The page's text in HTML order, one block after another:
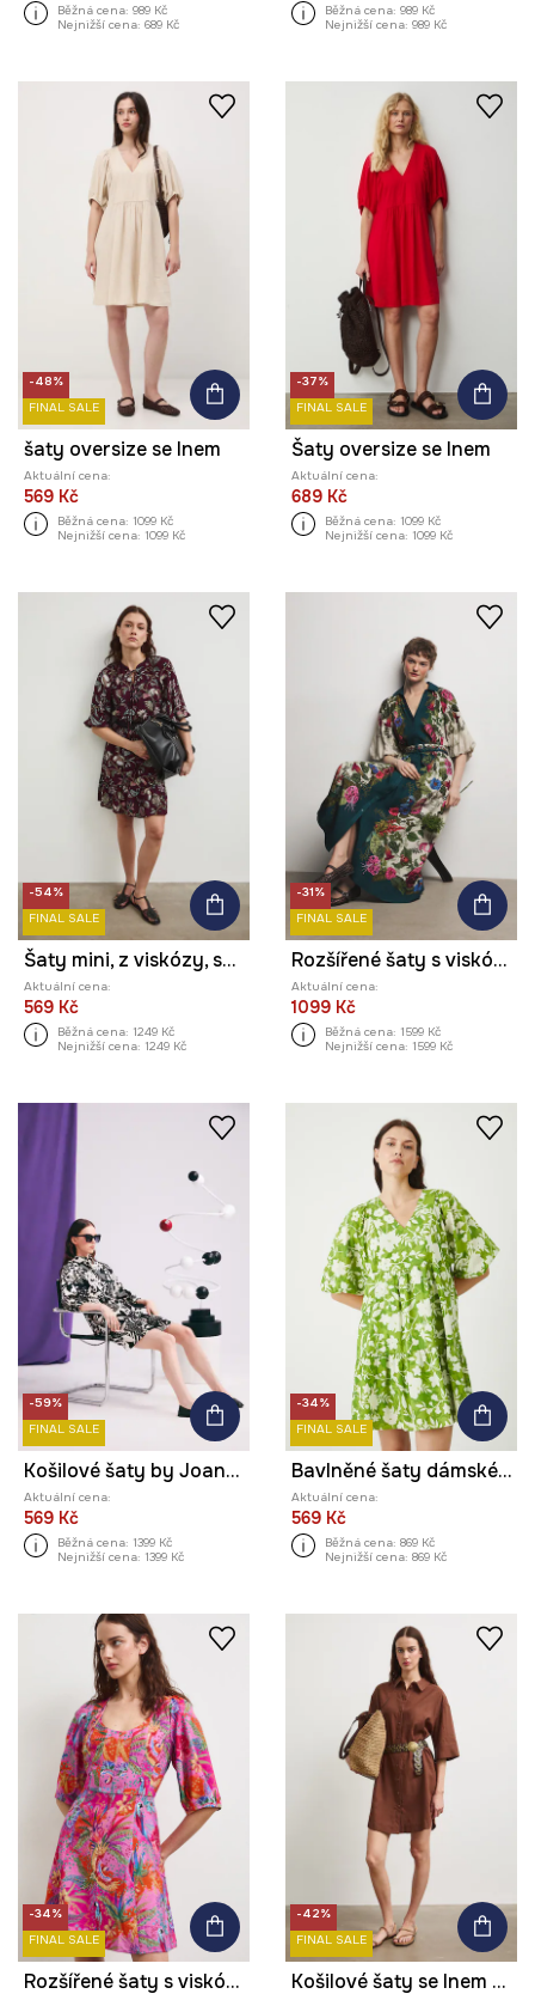
Běžná cena: 989 Kč
Nejnižší cena: 689 Kč
Běžná cena: 989 Kč
Nejnižší cena: 989 Kč
-48%
FINAL SALE
šaty oversize se lnem
Aktuální cena:
569 Kč
Běžná cena: 1099 Kč
Nejnižší cena: 1099 Kč
-37%
FINAL SALE
Šaty oversize se lnem
Aktuální cena:
689 Kč
Běžná cena: 1099 Kč
Nejnižší cena: 1099 Kč
-54%
FINAL SALE
Šaty mini, z viskózy, se vzorem
Aktuální cena:
569 Kč
Běžná cena: 1249 Kč
Nejnižší cena: 1249 Kč
-31%
FINAL SALE
Rozšířené šaty s viskózou z kolekce Ilona Tambor x Medicine
Aktuální cena:
1099 Kč
Běžná cena: 1599 Kč
Nejnižší cena: 1599 Kč
-59%
FINAL SALE
Košilové šaty by Joanna Gniady, Graphics Series
Aktuální cena:
569 Kč
Běžná cena: 1399 Kč
Nejnižší cena: 1399 Kč
-34%
FINAL SALE
Bavlněné šaty dámské mini, se vzorem zelená barva
Aktuální cena:
569 Kč
Běžná cena: 869 Kč
Nejnižší cena: 869 Kč
-34%
FINAL SALE
Rozšířené šaty s viskózou rostlinné
-42%
FINAL SALE
Košilové šaty se lnem hladké